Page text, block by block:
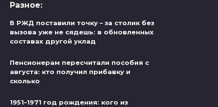
Разное:
В РЖД поставили точку – за столик без
вызова уже не сядешь: в обновленных
составах другой уклад
Пенсионерам пересчитали пособия с
августа: кто получил прибавку и
сколько
1951–1971 год рождения: кого из